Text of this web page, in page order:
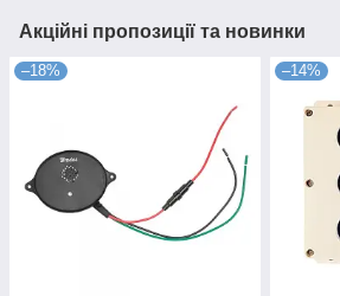
Акційні пропозиції та новинки
–18% –14%